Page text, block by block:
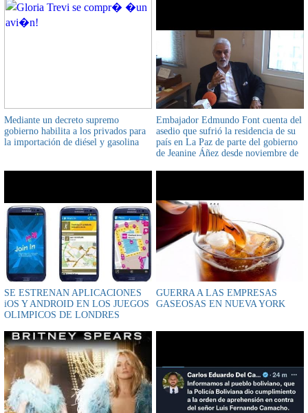
Mediante un decreto supremo
gobierno habilita a los privados para
la importación de diésel y gasolina
Embajador Edmundo Font cuenta del
asedio que sufrió la residencia de su
país en La Paz de parte del gobierno
de Jeanine Áñez desde noviembre de
SE ESTRENAN APLICACIONES
iOS Y ANDROID EN LOS JUEGOS
OLIMPICOS DE LONDRES
GUERRA A LAS EMPRESAS
GASEOSAS EN NUEVA YORK